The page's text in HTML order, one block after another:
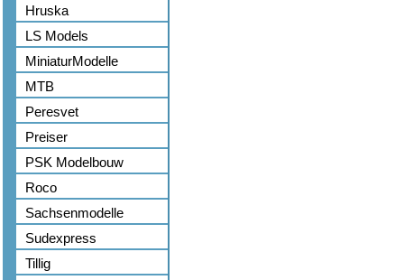
Hruska
LS Models
MiniaturModelle
MTB
Peresvet
Preiser
PSK Modelbouw
Roco
Sachsenmodelle
Sudexpress
Tillig